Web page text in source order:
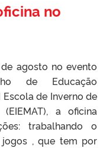
no
agosto no evento
de Educação
Escola de Inverno de
a oficina
trabalhando o
jogos , que tem por